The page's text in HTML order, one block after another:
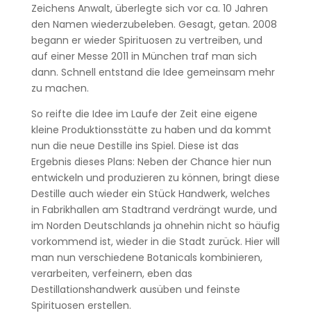
Zeichens Anwalt, überlegte sich vor ca. 10 Jahren
den Namen wiederzubeleben. Gesagt, getan. 2008
begann er wieder Spirituosen zu vertreiben, und
auf einer Messe 2011 in München traf man sich
dann. Schnell entstand die Idee gemeinsam mehr
zu machen.
So reifte die Idee im Laufe der Zeit eine eigene
kleine Produktionsstätte zu haben und da kommt
nun die neue Destille ins Spiel. Diese ist das
Ergebnis dieses Plans: Neben der Chance hier nun
entwickeln und produzieren zu können, bringt diese
Destille auch wieder ein Stück Handwerk, welches
in Fabrikhallen am Stadtrand verdrängt wurde, und
im Norden Deutschlands ja ohnehin nicht so häufig
vorkommend ist, wieder in die Stadt zurück. Hier will
man nun verschiedene Botanicals kombinieren,
verarbeiten, verfeinern, eben das
Destillationshandwerk ausüben und feinste
Spirituosen erstellen.